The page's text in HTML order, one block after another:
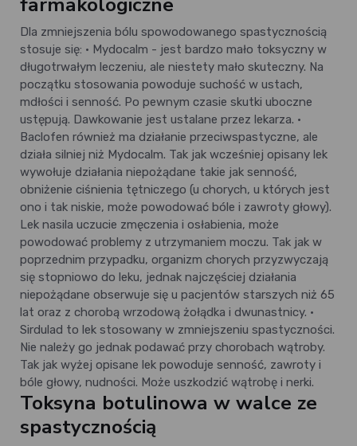
Dla zmniejszenia bólu spowodowanego spastycznością
stosuje się: • Mydocalm - jest bardzo mało toksyczny w
długotrwałym leczeniu, ale niestety mało skuteczny. Na
początku stosowania powoduje suchość w ustach,
mdłości i senność. Po pewnym czasie skutki uboczne
ustępują. Dawkowanie jest ustalane przez lekarza. •
Baclofen również ma działanie przeciwspastyczne, ale
działa silniej niż Mydocalm. Tak jak wcześniej opisany lek
wywołuje działania niepożądane takie jak senność,
obniżenie ciśnienia tętniczego (u chorych, u których jest
ono i tak niskie, może powodować bóle i zawroty głowy).
Lek nasila uczucie zmęczenia i osłabienia, może
powodować problemy z utrzymaniem moczu. Tak jak w
poprzednim przypadku, organizm chorych przyzwyczają
się stopniowo do leku, jednak najczęściej działania
niepożądane obserwuje się u pacjentów starszych niż 65
lat oraz z chorobą wrzodową żołądka i dwunastnicy. •
Sirdulad to lek stosowany w zmniejszeniu spastyczności.
Nie należy go jednak podawać przy chorobach wątroby.
Tak jak wyżej opisane lek powoduje senność, zawroty i
bóle głowy, nudności. Może uszkodzić wątrobę i nerki.
Toksyna botulinowa w walce ze
spastycznością